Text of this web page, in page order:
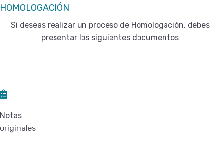
HOMOLOGACIÓN
Si deseas realizar un proceso de Homologación, debes
presentar los siguientes documentos
Notas
originales